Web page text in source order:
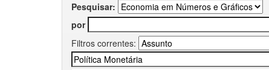
Pesquisar:
por
Filtros correntes: